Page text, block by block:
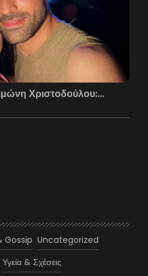
Χριστοδούλου:…
Gossip Uncategorized
Υγεία & Σχέσεις